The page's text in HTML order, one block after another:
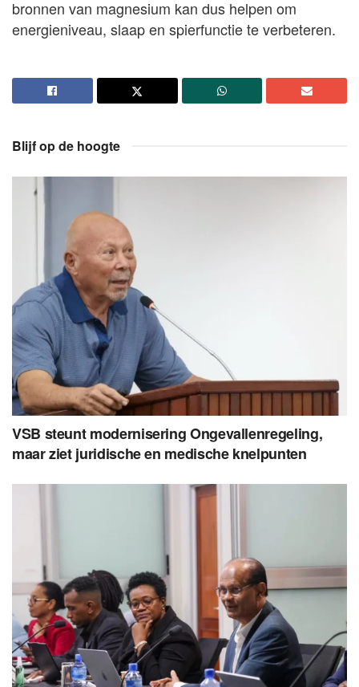
bronnen van magnesium kan dus helpen om
energieniveau, slaap en spierfunctie te verbeteren.
Blijf op de hoogte
VSB steunt modernisering Ongevallenregeling,
maar ziet juridische en medische knelpunten